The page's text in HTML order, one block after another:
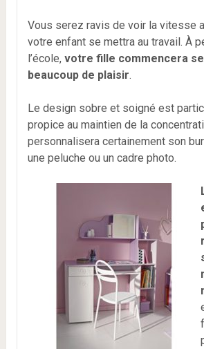
Vous serez ravis de voir la vitesse
votre enfant se mettra au travail. À
l’école, votre fille commencera
beaucoup de plaisir.
Le design sobre et soigné est
propice au maintien de la
personnalisera certainement son
une peluche ou un cadre photo.